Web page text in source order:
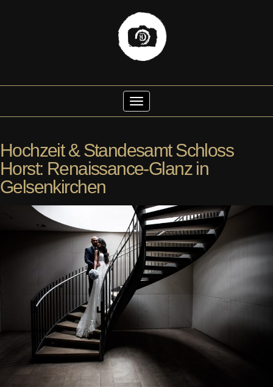
content
Toggle Navigation
Hochzeit & Standesamt Schloss
Horst: Renaissance-Glanz in
Gelsenkirchen